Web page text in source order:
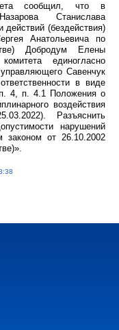
сообщил, что в
Станислава
(бездействия)
Анатольевича по
Добродум Елены
единогласно
Савенчук
в виде
4, п. 4.1 Положения о
воздействия
Разъяснить
нарушений
законом от 26.10.2002